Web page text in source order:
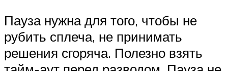
Пауза нужна для того, чтобы не
рубить сплеча, не принимать
решения сгоряча. Полезно взять